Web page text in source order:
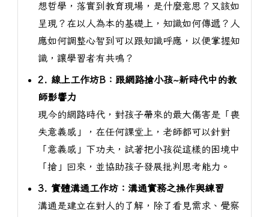
想哲學，落實到教育現場，是什麼意思？又該如
呈現？在以人為本的基礎上，知識如何傳遞？人
應如何調整心智到可以跟知識呼應，以便掌握知
識，讓學習者有共鳴？
2. 線上工作坊B：跟網路搶小孩~新時代中的教
師影響力
現今的網路時代，對孩子帶來的最大傷害是「喪
失意義感」，在任何課堂上，老師都可以針對
「意義感」下功夫，試著把小孩從這樣的困境中
「搶」回來，並協助孩子發展批判思考能力。
3. 實體溝通工作坊：溝通實務之操作與練習
溝通是建立在對人的了解，除了看見需求、覺察